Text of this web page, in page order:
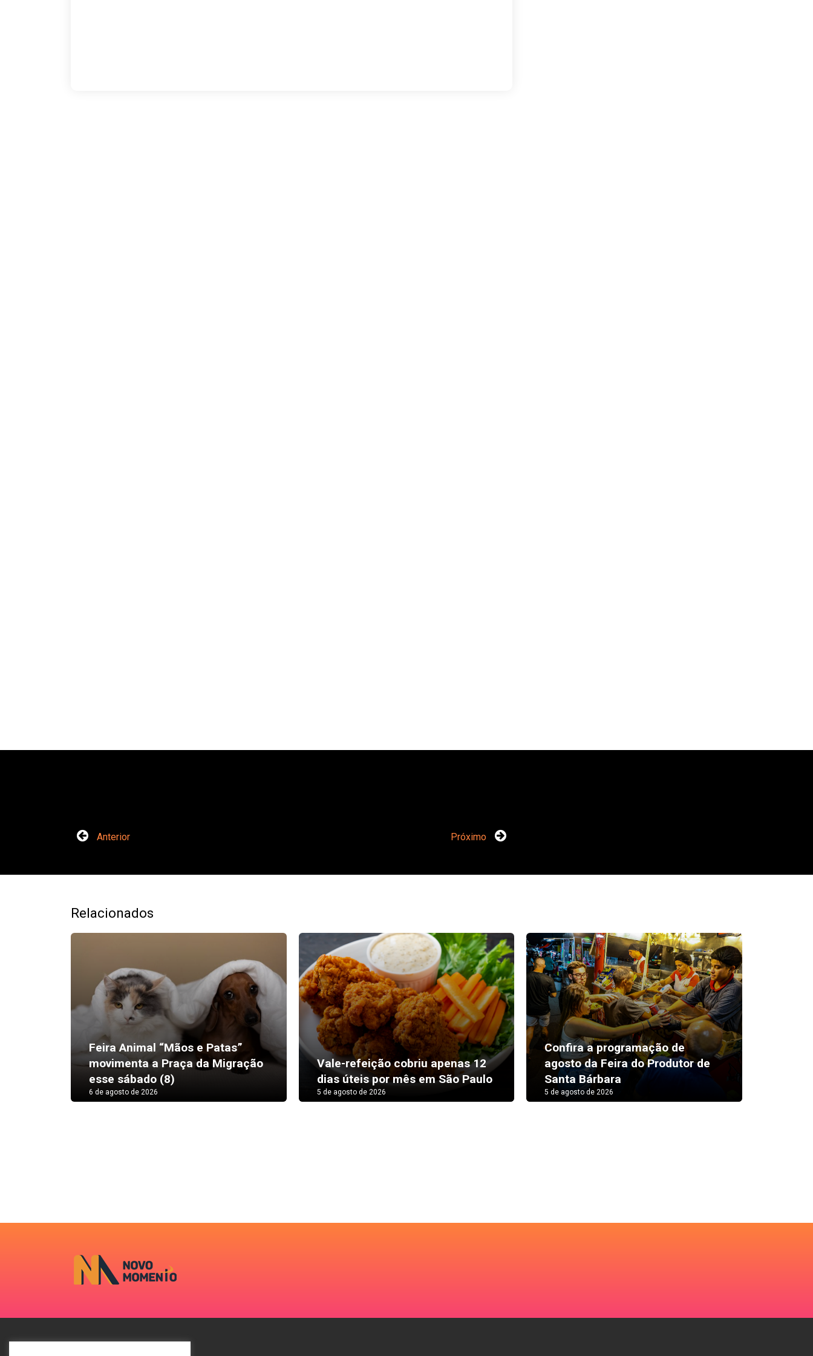
Anterior Próximo
Relacionados
Feira Animal “Mãos e Patas”
movimenta a Praça da Migração
esse sábado (8)
6 de agosto de 2026
Vale-refeição cobriu apenas 12
dias úteis por mês em São Paulo
5 de agosto de 2026
Confira a programação de
agosto da Feira do Produtor de
Santa Bárbara
5 de agosto de 2026